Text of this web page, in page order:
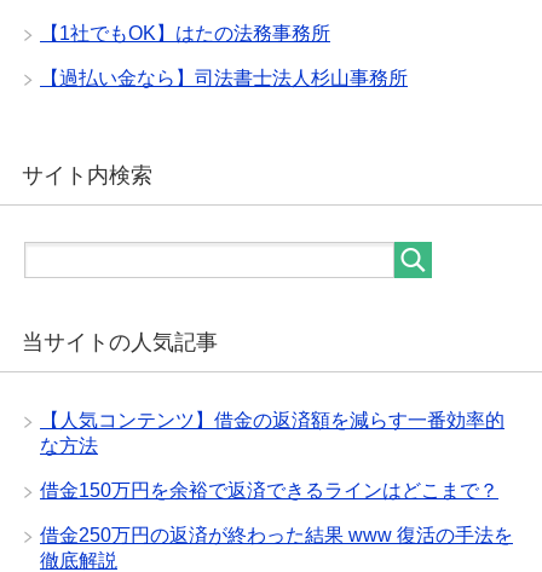
【1社でもOK】はたの法務事務所
【過払い金なら】司法書士法人杉山事務所
サイト内検索
当サイトの人気記事
【人気コンテンツ】借金の返済額を減らす一番効率的
な方法
借金150万円を余裕で返済できるラインはどこまで？
借金250万円の返済が終わった結果 www 復活の手法を
徹底解説